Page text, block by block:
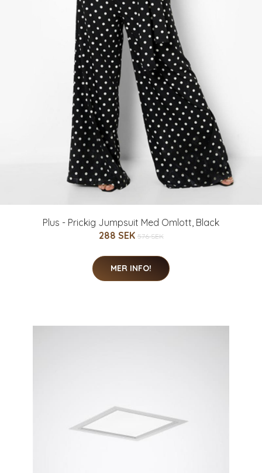
Plus - Prickig Jumpsuit Med Omlott, Black
288 SEK 576 SEK
MER INFO!